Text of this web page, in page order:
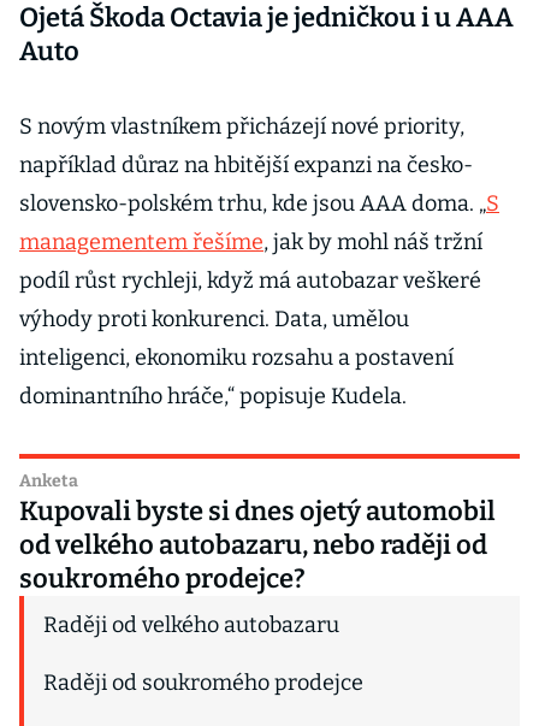
Ojetá Škoda Octavia je jedničkou i u AAA
Auto
S novým vlastníkem přicházejí nové priority,
například důraz na hbitější expanzi na česko-
slovensko-polském trhu, kde jsou AAA doma. „S
managementem řešíme, jak by mohl náš tržní
podíl růst rychleji, když má autobazar veškeré
výhody proti konkurenci. Data, umělou
inteligenci, ekonomiku rozsahu a postavení
dominantního hráče,“ popisuje Kudela.
Anketa
Kupovali byste si dnes ojetý automobil
od velkého autobazaru, nebo raději od
soukromého prodejce?
Raději od velkého autobazaru
Raději od soukromého prodejce